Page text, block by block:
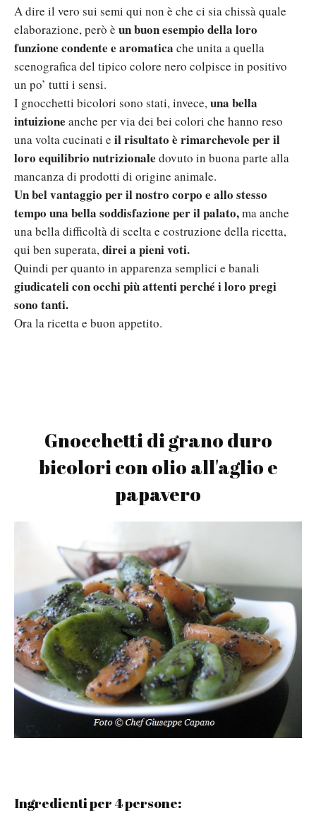
A dire il vero sui semi qui non è che ci sia chissà quale
elaborazione, però è un buon esempio della loro
funzione condente e aromatica che unita a quella
scenografica del tipico colore nero colpisce in positivo
un po’ tutti i sensi.
I gnocchetti bicolori sono stati, invece,una bella
intuizione anche per via dei bei colori che hanno reso
una volta cucinati e il risultato è rimarchevole per il
loro equilibrio nutrizionale dovuto in buona parte alla
mancanza di prodotti di origine animale.
Un bel vantaggio per il nostro corpo e allo stesso
tempo una bella soddisfazione per il palato,ma anche
una bella difficoltà di scelta e costruzione della ricetta,
qui ben superata,direi a pieni voti.
Quindi per quanto in apparenza semplici e banali
giudicateli con occhi più attenti perché i loro pregi
sono tanti.
Ora la ricetta e buon appetito.
Gnocchetti di grano duro
bicolori con olio all'aglio e
papavero
Ingredienti per 4 persone: